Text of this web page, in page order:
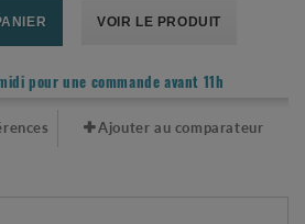
VOIR LE PRODUIT
pour une commande avant 11h
Ajouter au comparateur